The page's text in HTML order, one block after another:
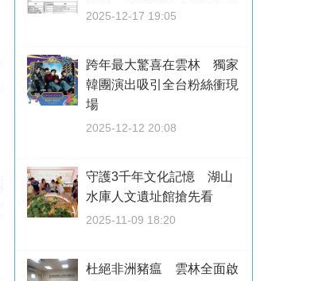
2025-12-17 19:05
跨年最大驚喜在雲林 獨家
韓團演出吸引全台粉絲衝現
場
2025-12-12 20:08
守護3千年文化記憶 湖山
水庫人文遺址館搶先看
2025-11-09 18:20
杜絕非洲豬瘟 雲林全面啟